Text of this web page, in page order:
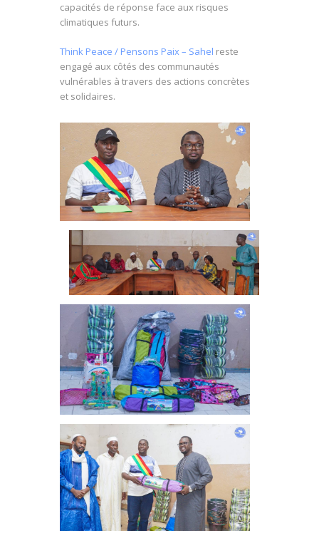
capacités de réponse face aux risques
climatiques futurs.
Think Peace / Pensons Paix – Sahel reste
engagé aux côtés des communautés
vulnérables à travers des actions concrètes
et solidaires.